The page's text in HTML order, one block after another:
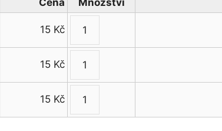
Cena Množství
15 Kč
Univerzální
diplom
množství
15 Kč
Univerzální
diplom
množství
15 Kč
Univerzální
diplom